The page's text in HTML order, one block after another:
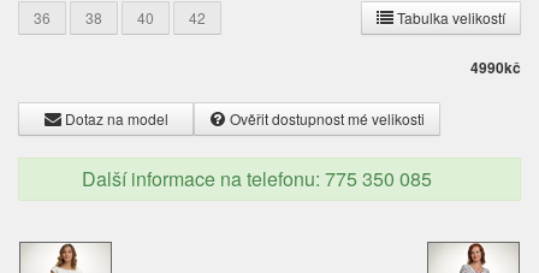
36 38 40 42 Tabulka velikostí
4990kč
Dotaz na model Ověřit dostupnost mé velikosti
Další informace na telefonu: 775 350 085